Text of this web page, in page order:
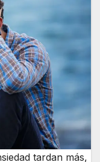
tardan más,